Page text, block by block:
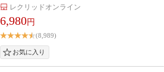
レクリッドオンライン
6,980円
(8,989)